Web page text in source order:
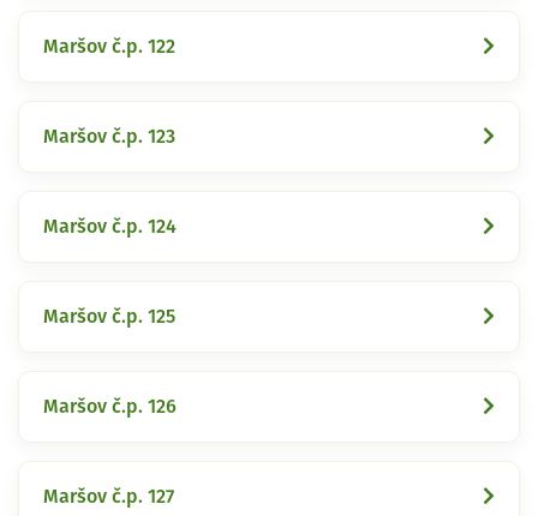
Maršov č.p. 122
Maršov č.p. 123
Maršov č.p. 124
Maršov č.p. 125
Maršov č.p. 126
Maršov č.p. 127